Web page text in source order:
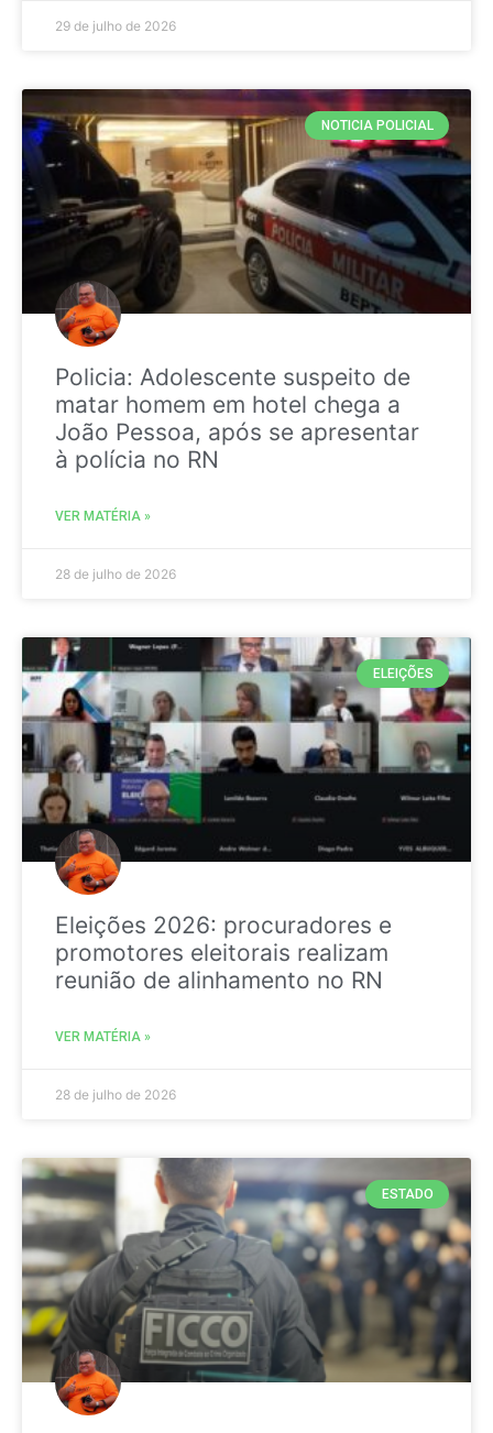
29 de julho de 2026
NOTICIA POLICIAL
Policia: Adolescente suspeito de
matar homem em hotel chega a
João Pessoa, após se apresentar
à polícia no RN
VER MATÉRIA »
28 de julho de 2026
ELEIÇÕES
Eleições 2026: procuradores e
promotores eleitorais realizam
reunião de alinhamento no RN
VER MATÉRIA »
28 de julho de 2026
ESTADO